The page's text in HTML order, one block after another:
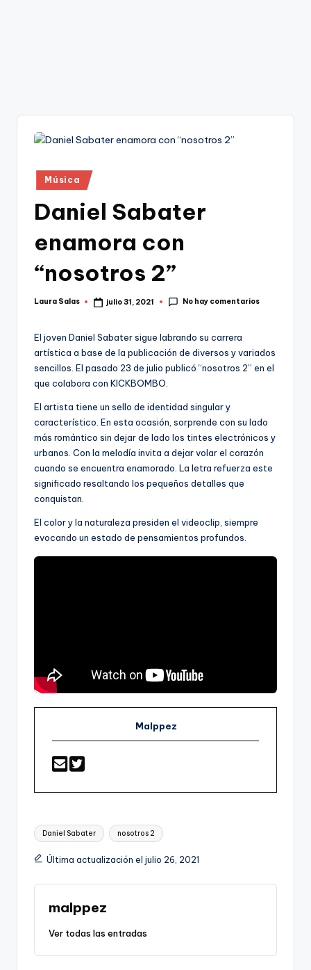
Publicado
en
Música
Daniel Sabater
enamora con
“nosotros 2”
Publicado
Laura Salas julio 31, 2021 No hay comentarios
El joven Daniel Sabater sigue labrando su carrera
artística a base de la publicación de diversos y variados
sencillos. El pasado 23 de julio publicó “nosotros 2” en el
que colabora con KICKBOMBO.
El artista tiene un sello de identidad singular y
característico. En esta ocasión, sorprende con su lado
más romántico sin dejar de lado los tintes electrónicos y
urbanos. Con la melodía invita a dejar volar el corazón
cuando se encuentra enamorado. La letra refuerza este
significado resaltando los pequeños detalles que
conquistan.
El color y la naturaleza presiden el videoclip, siempre
evocando un estado de pensamientos profundos.
Malppez
Etiquetas:
Daniel Sabater nosotros 2
Última actualización el julio 26, 2021
malppez
Ver todas las entradas